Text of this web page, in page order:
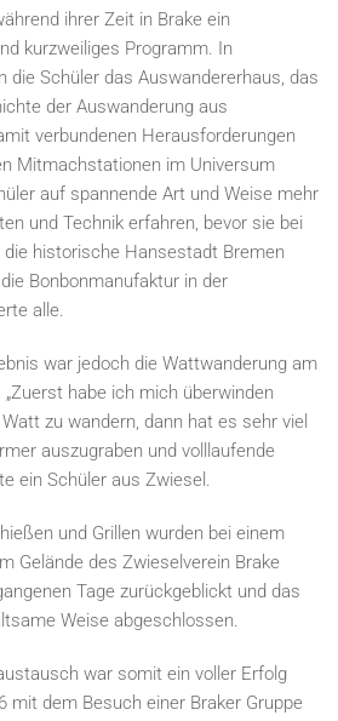
ihrer Zeit in Brake ein
kurzweiliges Programm. In
die Schüler das Auswandererhaus, das
der Auswanderung aus
verbundenen Herausforderungen
Mitmachstationen im Universum
auf spannende Art und Weise mehr
und Technik erfahren, bevor sie bei
historische Hansestadt Bremen
Bonbonmanufaktur in der
alle.
war jedoch die Wattwanderung am
habe ich mich überwinden
zu wandern, dann hat es sehr viel
auszugraben und volllaufende
ein Schüler aus Zwiesel.
und Grillen wurden bei einem
Gelände des Zwieselverein Brake
Tage zurückgeblickt und das
Weise abgeschlossen.
war somit ein voller Erfolg
mit dem Besuch einer Braker Gruppe